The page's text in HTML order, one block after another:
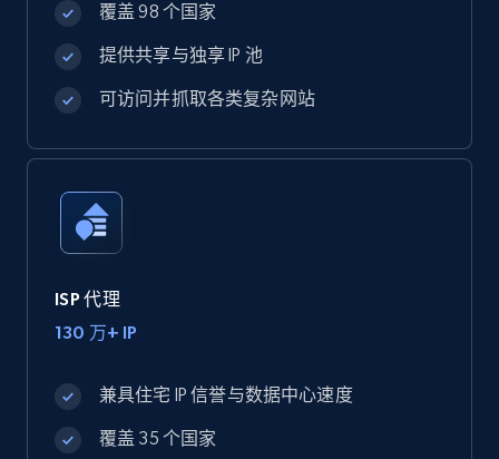
覆盖 98 个国家
提供共享与独享 IP 池
可访问并抓取各类复杂网站
ISP 代理
130 万+ IP
兼具住宅 IP 信誉与数据中心速度
覆盖 35 个国家